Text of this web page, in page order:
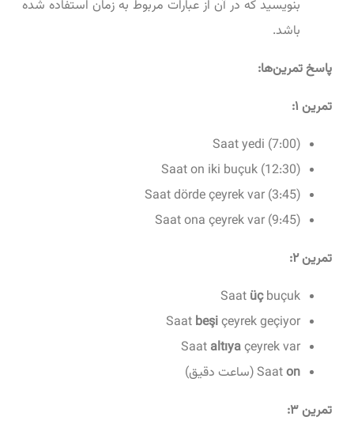
بنویسید که در آن از عبارات مربوط به زمان استفاده شده
باشد.
پاسخ تمرین‌ها:
تمرین ۱:
Saat yedi (7:00)
Saat on iki buçuk (12:30)
Saat dörde çeyrek var (3:45)
Saat ona çeyrek var (9:45)
تمرین ۲:
Saat üçbuçuk
Saat beşiçeyrek geçiyor
Saat altıyaçeyrek var
Saaton
(ساعت دقیق)
تمرین ۳: